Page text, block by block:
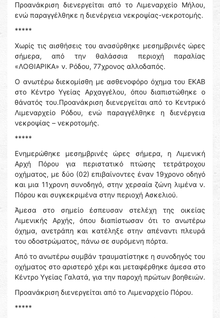
Προανάκριση διενεργείται από το Λιμεναρχείο Μήλου,
ενώ παραγγέλθηκε η διενέργεια νεκροψίας-νεκροτομής.
*****
Χωρίς τις αισθήσεις του ανασύρθηκε μεσημβρινές ώρες
σήμερα, από την θαλάσσια περιοχή παραλίας
«ΛΟΘΙΑΡΙΚΑ» ν. Ρόδου, 77χρονος αλλοδαπός.
Ο ανωτέρω διεκομίσθη με ασθενοφόρο όχημα του ΕΚΑΒ
στο Κέντρο Υγείας Αρχαγγέλου, όπου διαπιστώθηκε ο
θάνατός του.Προανάκριση διενεργείται από το Κεντρικό
Λιμεναρχείο Ρόδου, ενώ παραγγέλθηκε η διενέργεια
νεκροψίας – νεκροτομής.
*****
Ενημερώθηκε μεσημβρινές ώρες σήμερα, η Λιμενική
Αρχή Πόρου για περιστατικό πτώσης τετράτροχου
οχήματος, με δύο (02) επιβαίνοντες ἐναν 19χρονο οδηγό
και μια 11χρονη συνοδηγό, στην χερσαία ζώνη λιμένα ν.
Πόρου και συγκεκριμένα στην περιοχή Ασκελιού.
Άμεσα στο σημείο έσπευσαν στελέχη της οικείας
Λιμενικής Αρχής, όπου διαπίστωσαν ότι το ανωτέρω
όχημα, ανετράπη και κατέληξε στην απέναντι πλευρά
του οδοστρώματος, πάνω σε συρόμενη πόρτα.
Από το ανωτέρω συμβάν τραυματίστηκε η συνοδηγός του
οχήματος στο αριστερό χέρι και μεταφέρθηκε άμεσα στο
Κέντρο Υγείας Γαλατά, για την παροχή πρώτων βοηθειών.
Προανάκριση διενεργείται από το Λιμεναρχείο Πόρου.
*****